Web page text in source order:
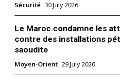
Sécurité 30 July 2026
Le Maroc condamne les
contre des installations
saoudite
Moyen-Orient 29 July 2026